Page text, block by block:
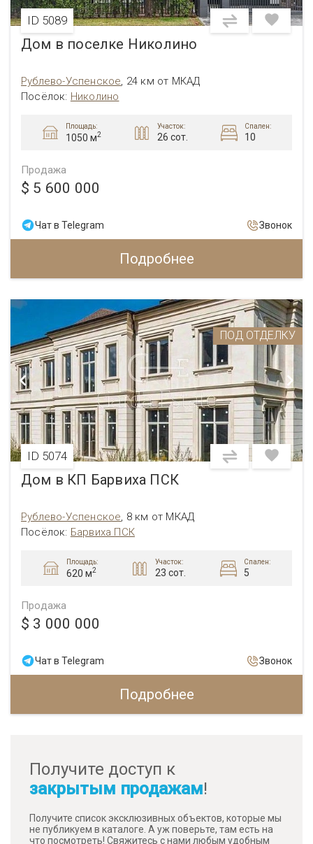
ID 5089
Дом в поселке Николино
Рублево-Успенское, 24 км от МКАД
Посёлок: Николино
Площадь:
1050 м2
Участок:
26 сот.
Спален:
10
Продажа
$ 5 600 000
Чат в Telegram Звонок
Подробнее
ПОД ОТДЕЛКУ
ID 5074
Дом в КП Барвиха ПСК
Рублево-Успенское, 8 км от МКАД
Посёлок: Барвиха ПСК
Площадь:
620 м2
Участок:
23 сот.
Спален:
5
Продажа
$ 3 000 000
Чат в Telegram Звонок
Подробнее
Получите доступ к
закрытым продажам!
Получите список эксклюзивных объектов, которые мы
не публикуем в каталоге. А уж поверьте, там есть на
что посмотреть! Свяжитесь с нами любым удобным